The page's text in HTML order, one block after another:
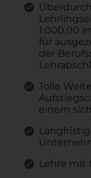
1.000,00
für
der
Tolle
einem
Lehre mit